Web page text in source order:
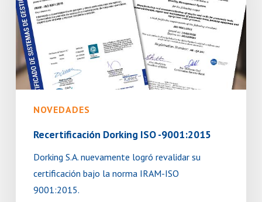
NOVEDADES
Recertificación Dorking ISO -9001:2015
Dorking S.A. nuevamente logró revalidar su
certificación bajo la norma IRAM-ISO
9001:2015.